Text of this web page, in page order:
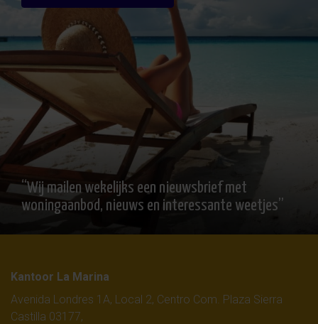
“Wij mailen wekelijks een nieuwsbrief met
woningaanbod, nieuws en interessante weetjes”
Kantoor La Marina
Avenida Londres 1A, Local 2, Centro Com. Plaza Sierra
Castilla 03177,